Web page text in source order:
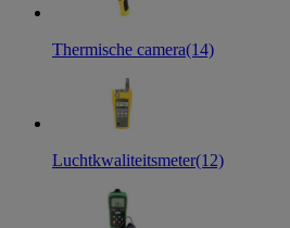
Thermische camera(14)
Luchtkwaliteitsmeter(12)